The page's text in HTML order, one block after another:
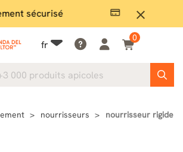
close
sécurisé
fr
0
nourrisseurs
nourrisseur rigide